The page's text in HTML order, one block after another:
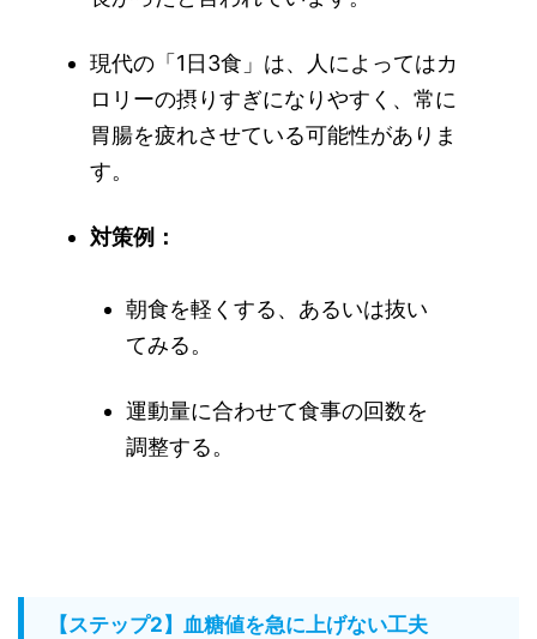
現代の「1日3食」は、人によってはカ
ロリーの摂りすぎになりやすく、常に
胃腸を疲れさせている可能性がありま
す。
対策例：
朝食を軽くする、あるいは抜い
てみる。
運動量に合わせて食事の回数を
調整する。
【ステップ2】血糖値を急に上げない工夫